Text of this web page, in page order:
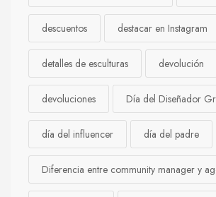
descuentos destacar en Instagram
detalles de esculturas devolución
devoluciones Día del Diseñador
día del influencer día del padre
Diferencia entre community manager y